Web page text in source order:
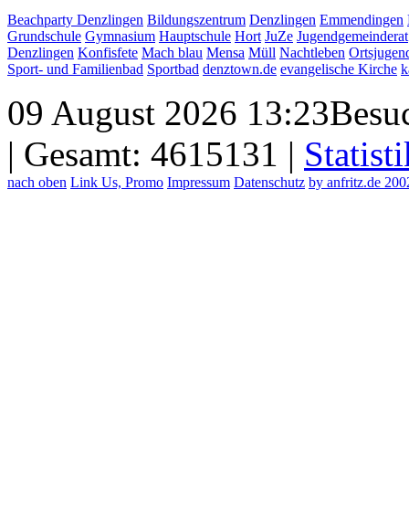
Beachparty Denzlingen Bildungszentrum Denzlingen Emmendingen
Grundschule Gymnasium Hauptschule Hort JuZe Jugendgemeinderat
Denzlingen Konfisfete Mach blau Mensa Müll Nachtleben
Sport- und Familienbad Sportbad denztown.de evangelische Kirche
09 August 2026 13:23
| Gesamt: 4615131 |
nach oben Link Us, Promo Impressum Datenschutz by anfritz.de